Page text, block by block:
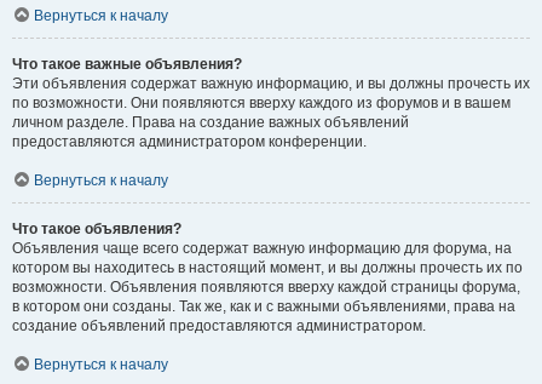
Вернуться к началу
Что такое важные объявления?
Эти объявления содержат важную информацию, и вы должны прочесть их
по возможности. Они появляются вверху каждого из форумов и в вашем
личном разделе. Права на создание важных объявлений
предоставляются администратором конференции.
Вернуться к началу
Что такое объявления?
Объявления чаще всего содержат важную информацию для форума, на
котором вы находитесь в настоящий момент, и вы должны прочесть их по
возможности. Объявления появляются вверху каждой страницы форума,
в котором они созданы. Так же, как и с важными объявлениями, права на
создание объявлений предоставляются администратором.
Вернуться к началу